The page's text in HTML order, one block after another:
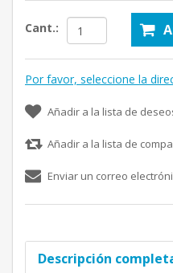
Cant.:
Por favor, seleccione la
Añadir a la lista de
Añadir a la lista de
Enviar un correo
Descripción